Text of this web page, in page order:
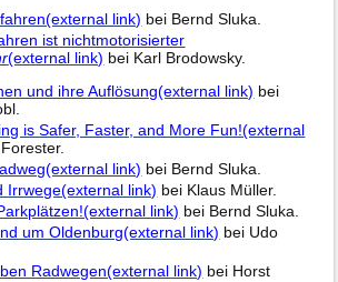
link) bei Bernd Sluka.
ist nichtmotorisierter
(external link) bei Karl Brodowsky.
und ihre Auflösung(external link) bei
is Safer, Faster, and More Fun!(external
link) bei Bernd Sluka.
Irrwege(external link) bei Klaus Müller.
link) bei Bernd Sluka.
um Oldenburg(external link) bei Udo
Radwegen(external link) bei Horst